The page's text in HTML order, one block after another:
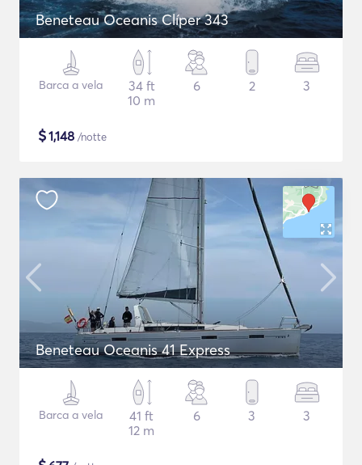
Beneteau Oceanis Clíper 343
Barca a vela
34 ft
10 m
6 2 3
$1,148 /notte
Beneteau Oceanis 41 Express
Barca a vela
41 ft
12 m
6 3 3